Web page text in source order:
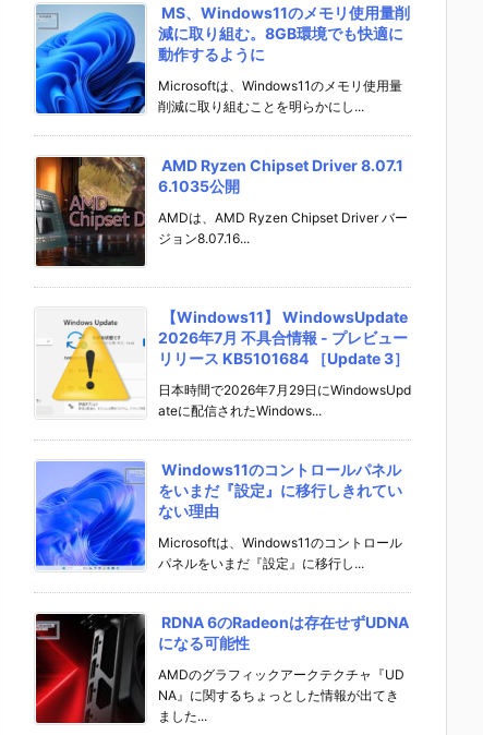
MS、Windows11のメモリ使用量削
減に取り組む。8GB環境でも快適に
動作するように
Microsoftは、Windows11のメモリ使用量
削減に取り組むことを明らかにし...
AMD Ryzen Chipset Driver 8.07.1
6.1035公開
AMDは、AMD Ryzen Chipset Driver バー
ジョン8.07.16...
【Windows11】 WindowsUpdate
2026年7月 不具合情報 - プレビュー
リリース KB5101684 ［Update 3］
日本時間で2026年7月29日にWindowsUpd
ateに配信されたWindows...
Windows11のコントロールパネル
をいまだ『設定』に移行しきれてい
ない理由
Microsoftは、Windows11のコントロール
パネルをいまだ『設定』に移行し...
RDNA 6のRadeonは存在せずUDNA
になる可能性
AMDのグラフィックアークテクチャ『UD
NA』に関するちょっとした情報が出てき
ました...